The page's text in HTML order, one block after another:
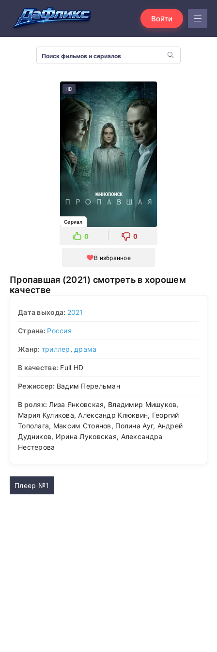
Войти
HD
Сериал
0 0
В избранное
Пропавшая (2021) смотреть в хорошем
качестве
Дата выхода: 2021
Страна: Россия
Жанр: триллер, драма
В качестве: Full HD
Режиссер: Вадим Перельман
В ролях: Лиза Янковская, Владимир Мишуков,
Мария Куликова, Александр Клюквин, Георгий
Тополага, Максим Стоянов, Полина Ауг, Андрей
Дудников, Ирина Луковская, Александра
Нестерова
Плеер №1